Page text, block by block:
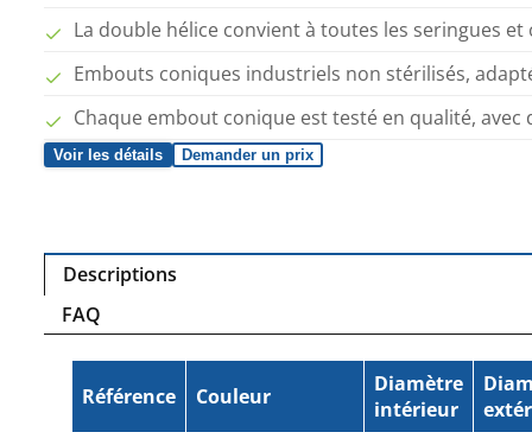
La double hélice convient à toutes les seringues
Embouts coniques industriels non stérilisés,
Chaque embout conique est testé en qualité,
Voir les détails Demander un prix
Descriptions
FAQ
Référence Couleur
Diamètre
intérieur